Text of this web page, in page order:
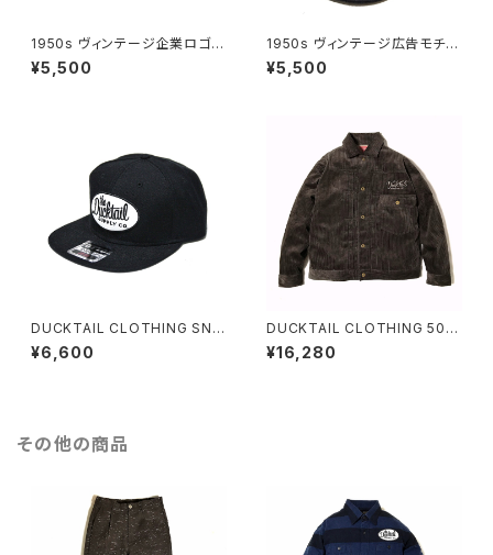
1950s ヴィンテージ企業ロゴモ
チーフ 刺繍 ワッペン OTTO社
製ボディ メッシュキャップ トラッ
¥5,500
1950s ヴィンテージ広告モチー
フ ホースシュー 刺繍 ワッペン
OTTO社製ボディ メッシュキャ
E" BLACK ダックテイル クロー
¥5,500
DUCKTAIL CLOTHING SNA
PBACK CAP "CLASSIC" BL
ACK ダックテイル クロージング
¥6,600
DUCKTAIL CLOTHING 506
xxタイプ ジャケット "GENE" C
ORDUROY TRUCKER JACK
¥16,280
その他の商品